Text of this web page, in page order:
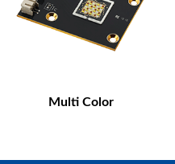
Multi Color